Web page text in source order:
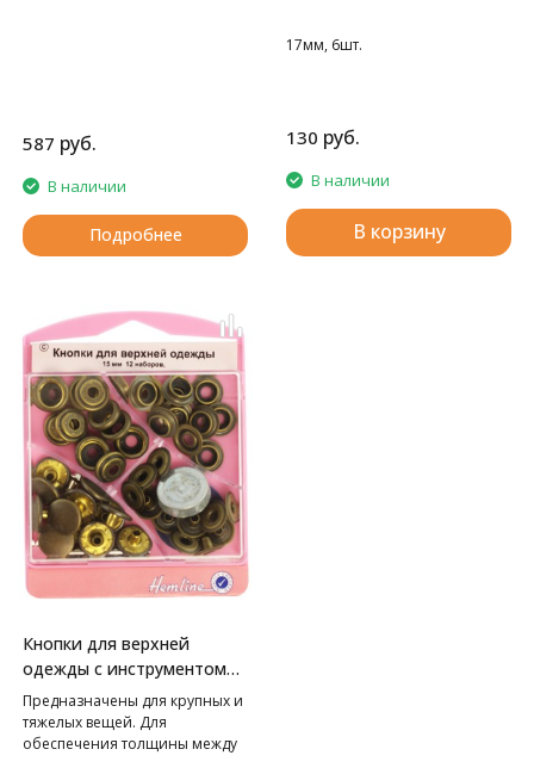
587 руб.
В наличии
Подробнее
17мм, 6шт.
130 руб.
В наличии
В корзину
Кнопки для верхней
одежды с инструментом
для установки HEMLINE
Предназначены для крупных и
тяжелых вещей. Для
обеспечения толщины между